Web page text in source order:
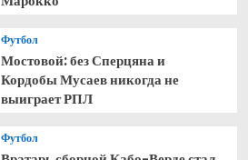
Футбол
Мостовой: без Сперцяна и
Кордобы Мусаев никогда не
выиграет РПЛ
Футбол